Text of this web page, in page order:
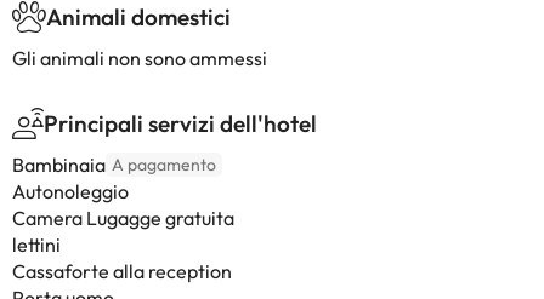
Animali domestici
Gli animali non sono ammessi
Principali servizi dell'hotel
Bambinaia A pagamento
Autonoleggio
Camera Lugagge gratuita
lettini
Cassaforte alla reception